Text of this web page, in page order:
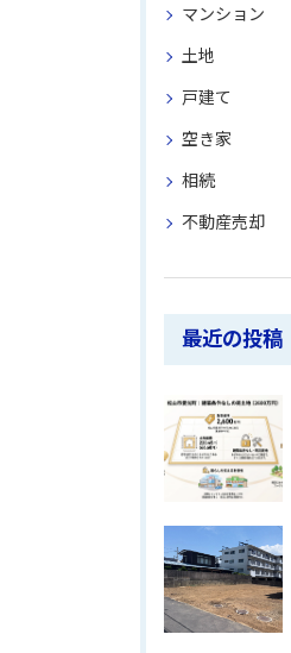
マンション
土地
戸建て
空き家
相続
不動産売却
最近の投稿